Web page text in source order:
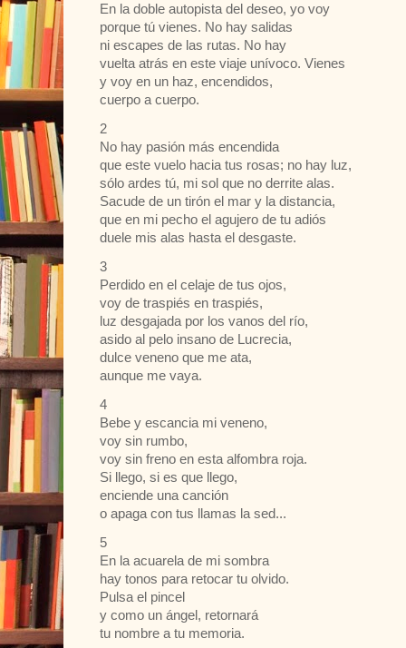
En la doble autopista del deseo, yo voy
porque tú vienes. No hay salidas
ni escapes de las rutas. No hay
vuelta atrás en este viaje unívoco. Vienes
y voy en un haz, encendidos,
cuerpo a cuerpo.
2
No hay pasión más encendida
que este vuelo hacia tus rosas; no hay luz,
sólo ardes tú, mi sol que no derrite alas.
Sacude de un tirón el mar y la distancia,
que en mi pecho el agujero de tu adiós
duele mis alas hasta el desgaste.
3
Perdido en el celaje de tus ojos,
voy de traspiés en traspiés,
luz desgajada por los vanos del río,
asido al pelo insano de Lucrecia,
dulce veneno que me ata,
aunque me vaya.
4
Bebe y escancia mi veneno,
voy sin rumbo,
voy sin freno en esta alfombra roja.
Si llego, si es que llego,
enciende una canción
o apaga con tus llamas la sed...
5
En la acuarela de mi sombra
hay tonos para retocar tu olvido.
Pulsa el pincel
y como un ángel, retornará
tu nombre a tu memoria.